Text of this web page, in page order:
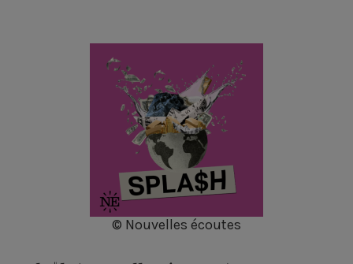
© Nouvelles écoutes